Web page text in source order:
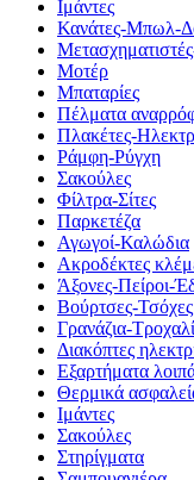
Ιμάντες
Κανάτες-Μπωλ-
Μοτέρ
Μπαταρίες
Πέλματα
Πλακέτες-
Ράμφη-Ρύγχη
Σακούλες
Φίλτρα-Σίτες
Παρκετέζα
Αγωγοί-Καλώδια
Ακροδέκτες
Άξονες-Πείροι-
Βούρτσες-Τσόχες
Γρανάζια-
Διακόπτες
Εξαρτήματα
Θερμικά
Ιμάντες
Σακούλες
Στηρίγματα